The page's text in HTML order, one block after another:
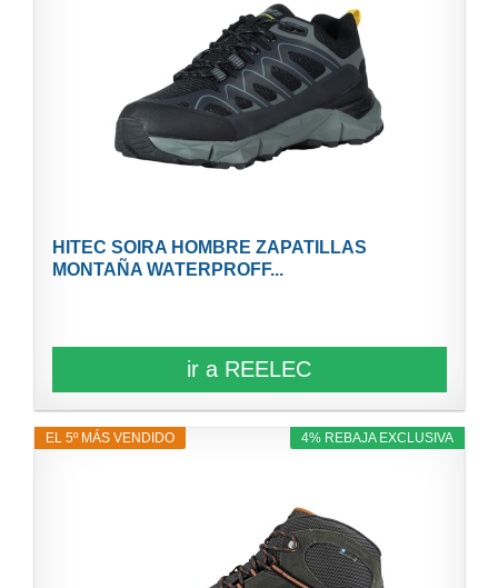
HITEC SOIRA HOMBRE ZAPATILLAS
MONTAÑA WATERPROFF...
ir a REELEC
4% REBAJA EXCLUSIVA
EL 5º MÁS VENDIDO